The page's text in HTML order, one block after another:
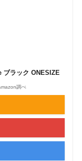
ブラック ONESIZE
調べ